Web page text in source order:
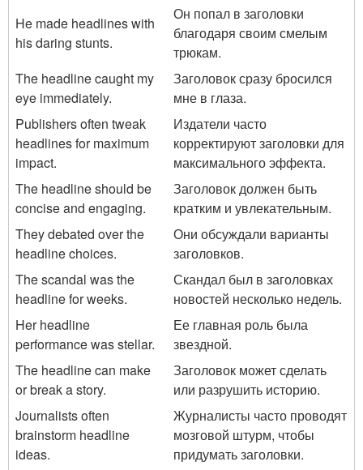
He made headlines with
his daring stunts.
Он попал в заголовки
благодаря своим смелым
трюкам.
The headline caught my
eye immediately.
Заголовок сразу бросился
мне в глаза.
Publishers often tweak
headlines for maximum
impact.
Издатели часто
корректируют заголовки для
максимального эффекта.
The headline should be
concise and engaging.
Заголовок должен быть
кратким и увлекательным.
They debated over the
headline choices.
Они обсуждали варианты
заголовков.
The scandal was the
headline for weeks.
Скандал был в заголовках
новостей несколько недель.
Her headline
performance was stellar.
Ее главная роль была
звездной.
The headline can make
or break a story.
Заголовок может сделать
или разрушить историю.
Journalists often
brainstorm headline
ideas.
Журналисты часто проводят
мозговой штурм, чтобы
придумать заголовки.